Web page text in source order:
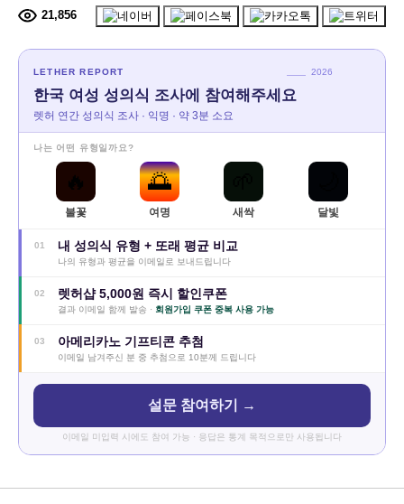
21,856
LETHER REPORT 2026
한국 여성 성의식 조사에 참여해주세요
렛허 연간 성의식 조사 · 익명 · 약 3분 소요
나는 어떤 유형일까요?
🔥
불꽃
🌅
여명 새싹 달빛
01 내 성의식 유형 + 또래 평균 비교
나의 유형과 평균을 이메일로 보내드립니다
02 렛허샵 5,000원 즉시 할인쿠폰
결과 이메일 함께 발송 · 회원가입 쿠폰 중복 사용 가능
03 아메리카노 기프티콘 추첨
이메일 남겨주신 분 중 추첨으로 10분께 드립니다
설문 참여하기 →
이메일 미입력 시에도 참여 가능 · 응답은 통계 목적으로만 사용됩니다